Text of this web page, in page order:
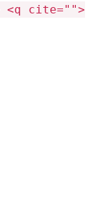
<q cite="">